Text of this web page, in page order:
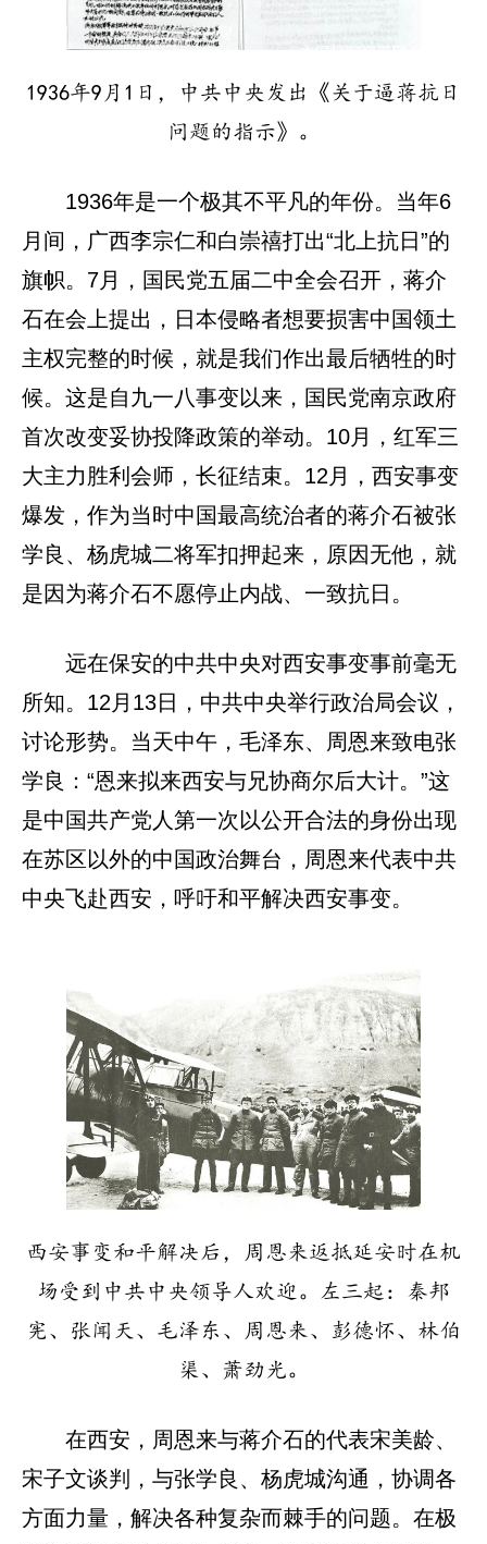
1936年9月1日，中共中央发出《关于逼蒋抗日
问题的指示》。
1936年是一个极其不平凡的年份。当年6
月间，广西李宗仁和白崇禧打出“北上抗日”的
旗帜。7月，国民党五届二中全会召开，蒋介
石在会上提出，日本侵略者想要损害中国领土
主权完整的时候，就是我们作出最后牺牲的时
候。这是自九一八事变以来，国民党南京政府
首次改变妥协投降政策的举动。10月，红军三
大主力胜利会师，长征结束。12月，西安事变
爆发，作为当时中国最高统治者的蒋介石被张
学良、杨虎城二将军扣押起来，原因无他，就
是因为蒋介石不愿停止内战、一致抗日。
远在保安的中共中央对西安事变事前毫无
所知。12月13日，中共中央举行政治局会议，
讨论形势。当天中午，毛泽东、周恩来致电张
学良：“恩来拟来西安与兄协商尔后大计。”这
是中国共产党人第一次以公开合法的身份出现
在苏区以外的中国政治舞台，周恩来代表中共
中央飞赴西安，呼吁和平解决西安事变。
西安事变和平解决后，周恩来返抵延安时在机
场受到中共中央领导人欢迎。左三起：秦邦
宪、张闻天、毛泽东、周恩来、彭德怀、林伯
渠、萧劲光。
在西安，周恩来与蒋介石的代表宋美龄、
宋子文谈判，与张学良、杨虎城沟通，协调各
方面力量，解决各种复杂而棘手的问题。在极